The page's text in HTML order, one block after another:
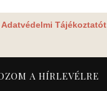
Adatvédelmi Tájékoztatót